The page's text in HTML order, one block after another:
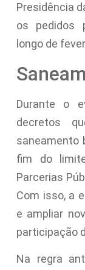
Presidência
os pedidos
longo de
Durante o
decretos
saneamento
fim do
Parcerias
Com isso, a
e ampliar
participação
Na regra